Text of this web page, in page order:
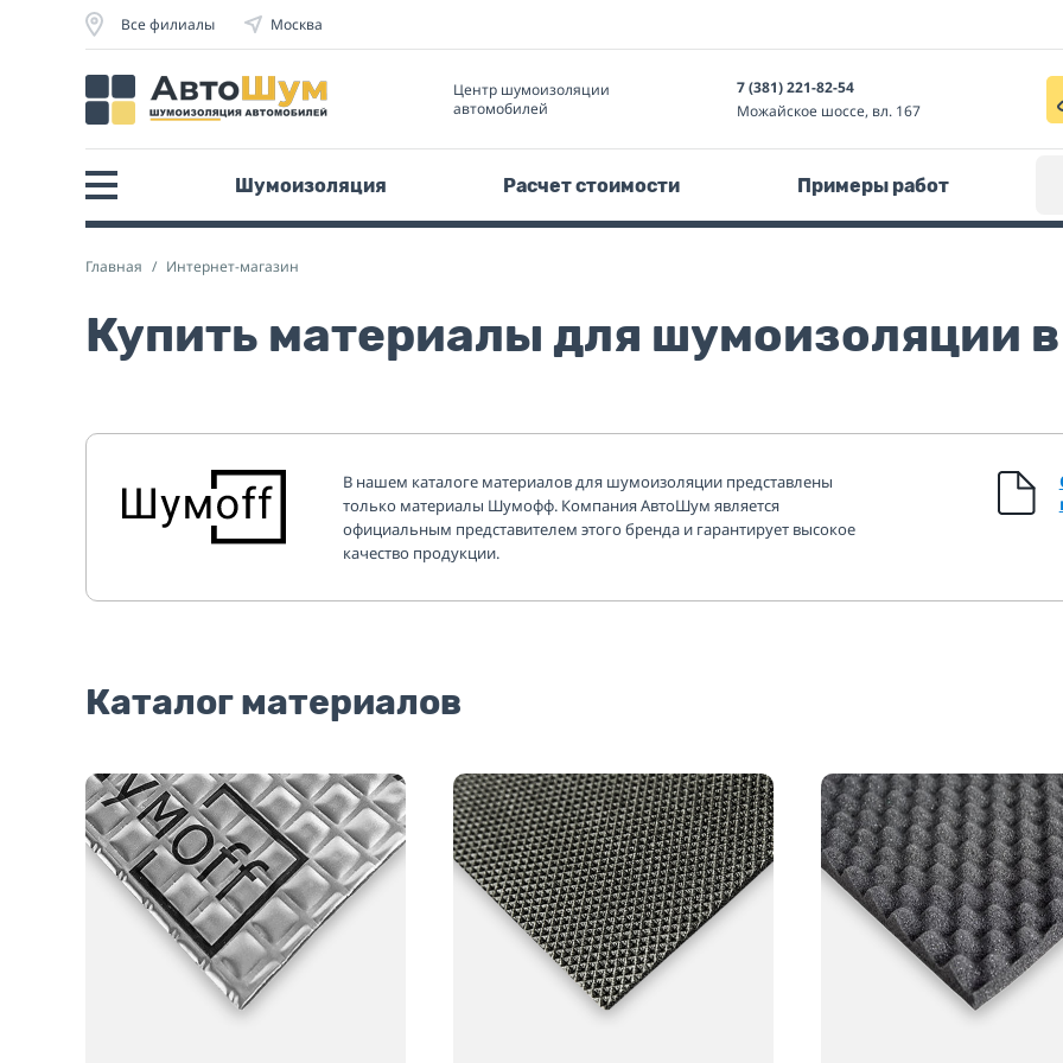
Все филиалы Москва
Центр шумоизоляции
автомобилей
7 (381) 221-82-54
Можайское шоссе, вл. 167
Шумоизоляция Расчет стоимости Примеры работ
Главная Интернет-магазин
Купить материалы для шумоизоляции
В нашем каталоге материалов для шумоизоляции представлены
только материалы Шумофф. Компания АвтоШум является
официальным представителем этого бренда и гарантирует высокое
качество продукции.
Каталог материалов